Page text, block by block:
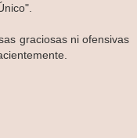
graciosas ni ofensivas